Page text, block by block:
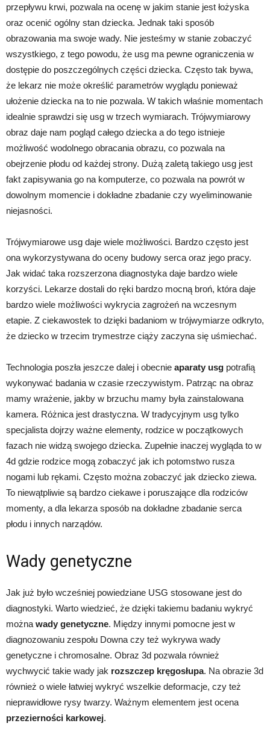
przepływu krwi, pozwala na ocenę w jakim stanie jest łożyska
oraz ocenić ogólny stan dziecka. Jednak taki sposób
obrazowania ma swoje wady. Nie jesteśmy w stanie zobaczyć
wszystkiego, z tego powodu, że usg ma pewne ograniczenia w
dostępie do poszczególnych części dziecka. Często tak bywa,
że lekarz nie może określić parametrów wyglądu ponieważ
ułożenie dziecka na to nie pozwala. W takich właśnie momentach
idealnie sprawdzi się usg w trzech wymiarach. Trójwymiarowy
obraz daje nam pogląd całego dziecka a do tego istnieje
możliwość wodolnego obracania obrazu, co pozwala na
obejrzenie płodu od każdej strony. Dużą zaletą takiego usg jest
fakt zapisywania go na komputerze, co pozwala na powrót w
dowolnym momencie i dokładne zbadanie czy wyeliminowanie
niejasności.
Trójwymiarowe usg daje wiele możliwości. Bardzo często jest
ona wykorzystywana do oceny budowy serca oraz jego pracy.
Jak widać taka rozszerzona diagnostyka daje bardzo wiele
korzyści. Lekarze dostali do ręki bardzo mocną broń, która daje
bardzo wiele możliwości wykrycia zagrożeń na wczesnym
etapie. Z ciekawostek to dzięki badaniom w trójwymiarze odkryto,
że dziecko w trzecim trymestrze ciąży zaczyna się uśmiechać.
Technologia poszła jeszcze dalej i obecnie aparaty usg potrafią
wykonywać badania w czasie rzeczywistym. Patrząc na obraz
mamy wrażenie, jakby w brzuchu mamy była zainstalowana
kamera. Różnica jest drastyczna. W tradycyjnym usg tylko
specjalista dojrzy ważne elementy, rodzice w początkowych
fazach nie widzą swojego dziecka. Zupełnie inaczej wygląda to w
4d gdzie rodzice mogą zobaczyć jak ich potomstwo rusza
nogami lub rękami. Często można zobaczyć jak dziecko ziewa.
To niewątpliwie są bardzo ciekawe i poruszające dla rodziców
momenty, a dla lekarza sposób na dokładne zbadanie serca
płodu i innych narządów.
Wady genetyczne
Jak już było wcześniej powiedziane USG stosowane jest do
diagnostyki. Warto wiedzieć, że dzięki takiemu badaniu wykryć
można wady genetyczne. Między innymi pomocne jest w
diagnozowaniu zespołu Downa czy też wykrywa wady
genetyczne i chromosalne. Obraz 3d pozwala również
wychwycić takie wady jak rozszczep kręgosłupa. Na obrazie 3d
również o wiele łatwiej wykryć wszelkie deformacje, czy też
nieprawidłowe rysy twarzy. Ważnym elementem jest ocena
przezierności karkowej.